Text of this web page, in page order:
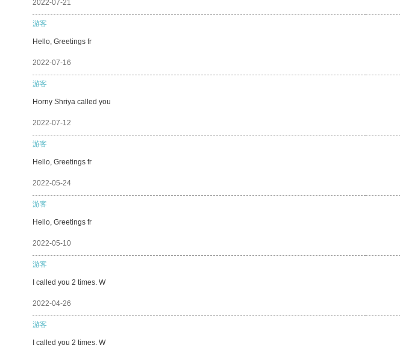
2022-07-21
游客
Hello, Greetings fr
2022-07-16
游客
Horny Shriya called you
2022-07-12
游客
Hello, Greetings fr
2022-05-24
游客
Hello, Greetings fr
2022-05-10
游客
I called you 2 times. W
2022-04-26
游客
I called you 2 times. W